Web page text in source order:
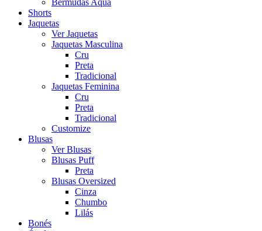
Bermudas Aqua
Shorts
Jaquetas
Ver Jaquetas
Jaquetas Masculina
Cru
Preta
Tradicional
Jaquetas Feminina
Cru
Preta
Tradicional
Customize
Blusas
Ver Blusas
Blusas Puff
Preta
Blusas Oversized
Cinza
Chumbo
Lilás
Bonés